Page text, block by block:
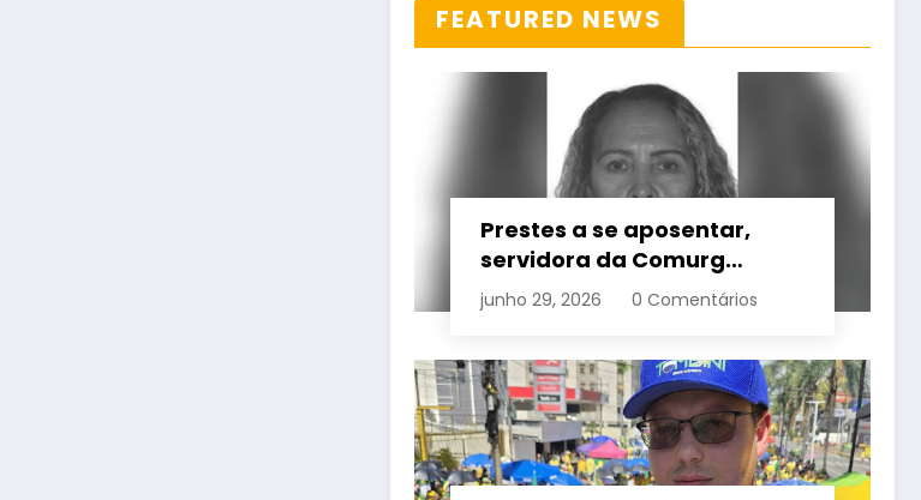
FEATURED NEWS
Prestes a se aposentar,
servidora da Comurg
atropelada por bêbado
entra em protocolo de
junho 29, 2026 0 Comentários